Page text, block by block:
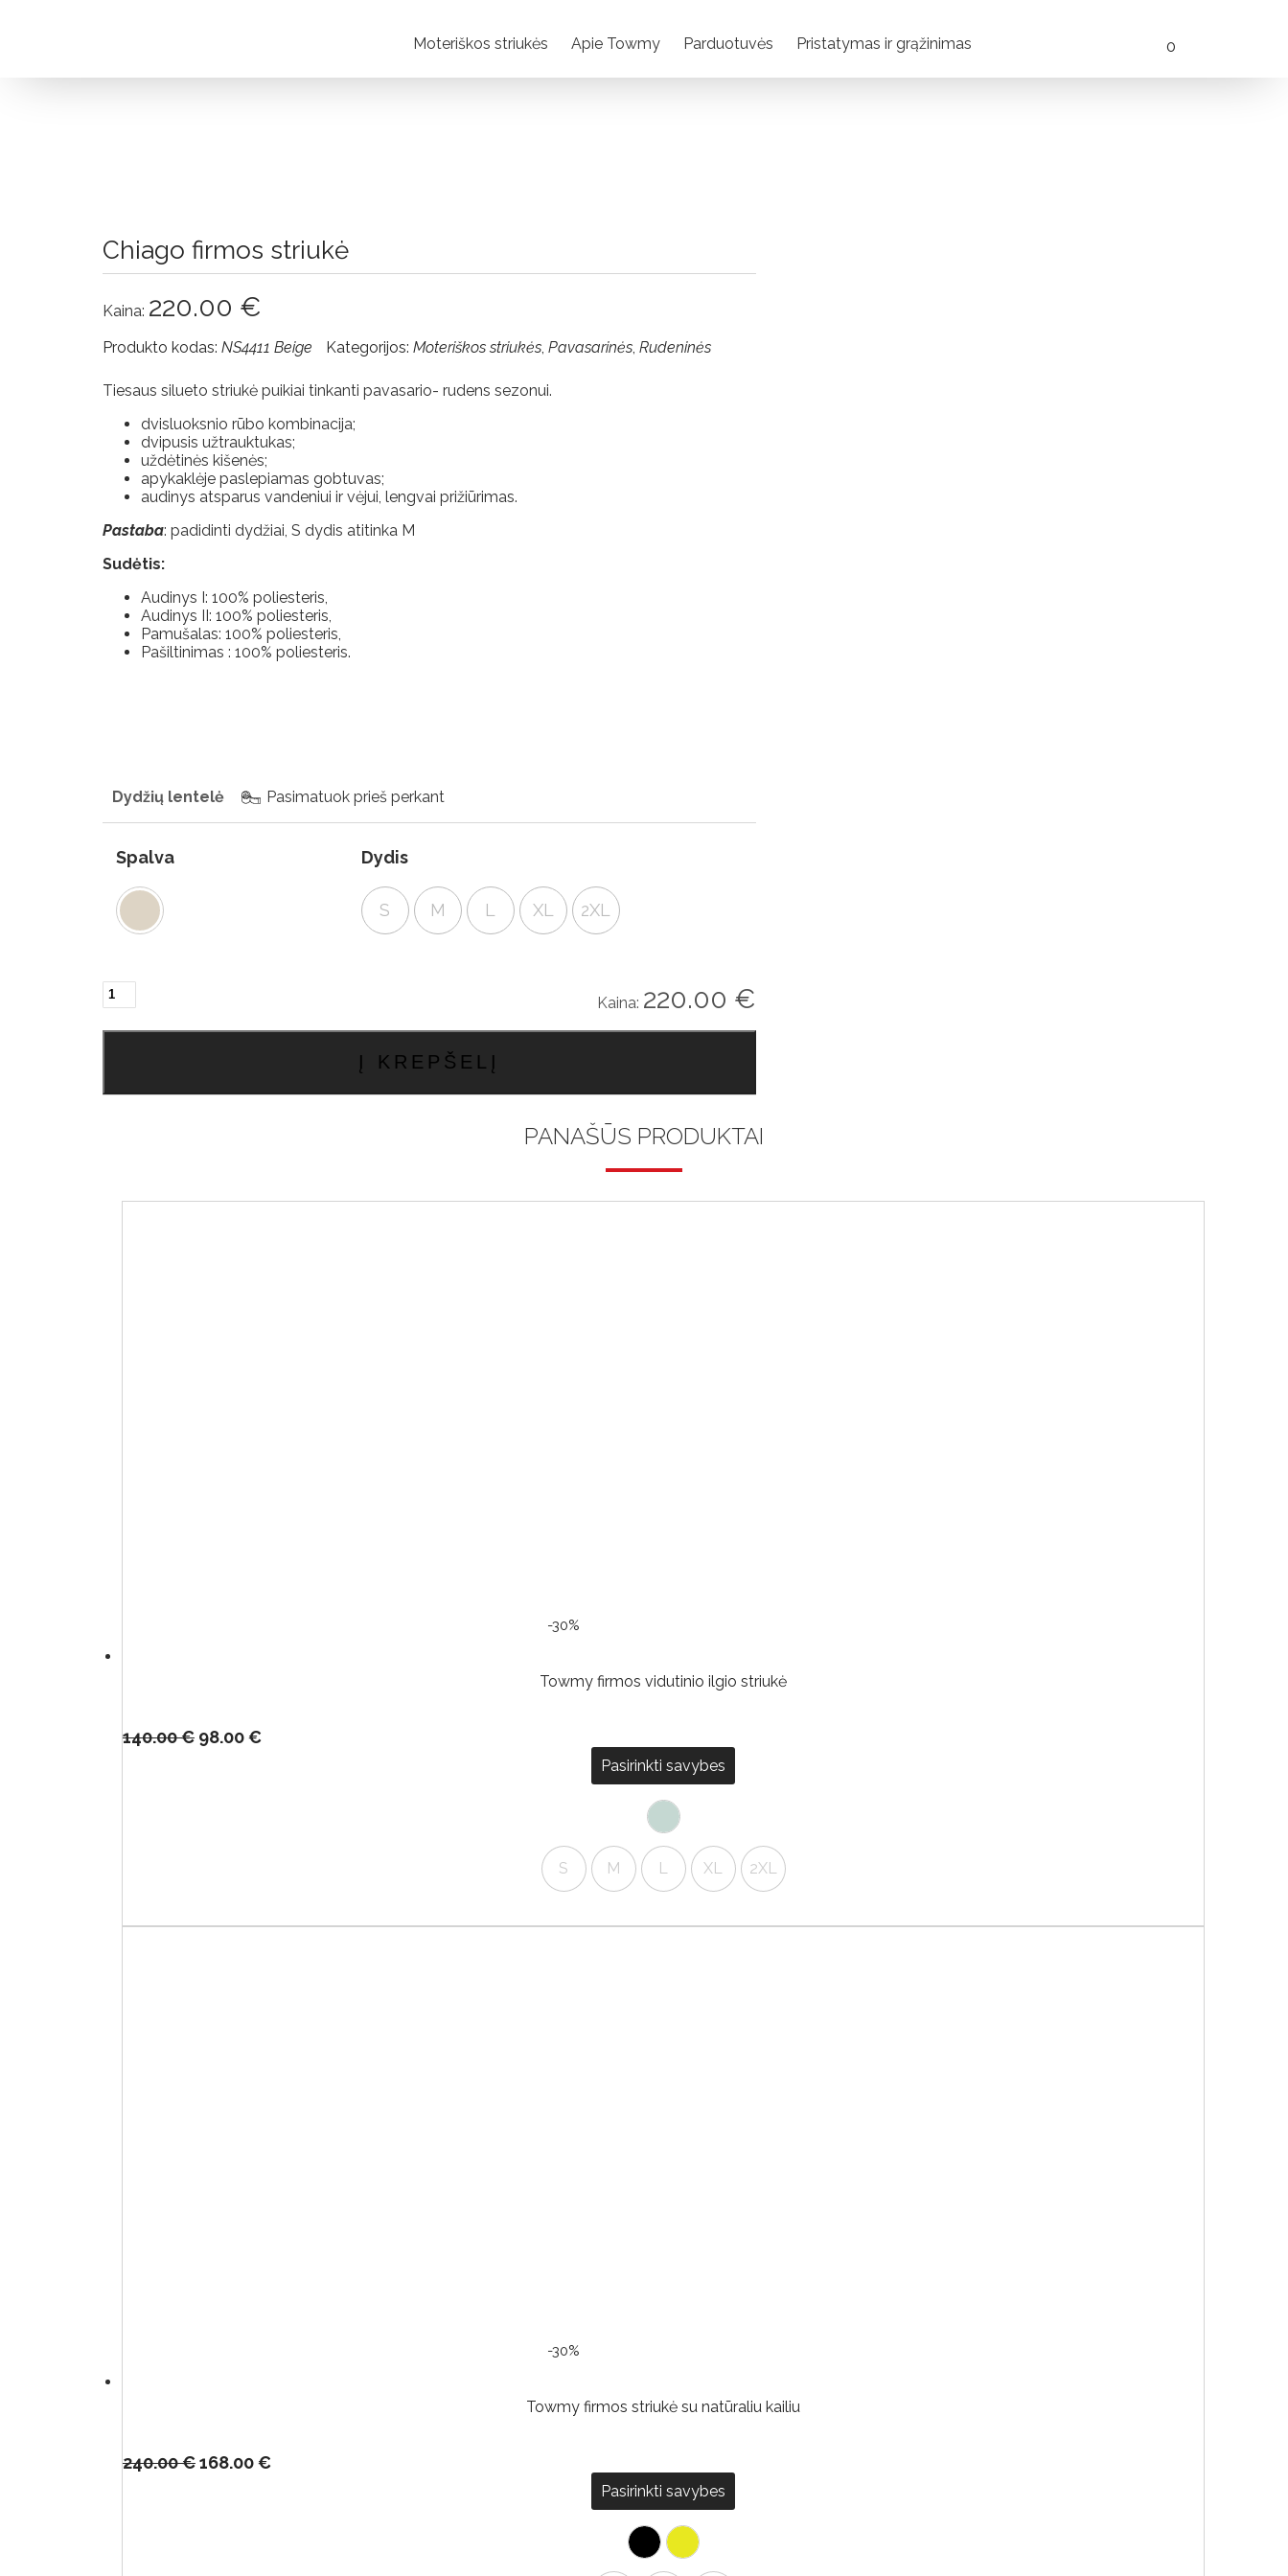
Pristatymas ir
Moteriškos striukės Apie Towmy Parduotuvės Pristatymas ir grąžinimas 0
Chiago firmos striukė
Kaina: 220.00 €
Produkto kodas: NS4411 Beige Kategorijos: Moteriškos striukės, Pavasarinės, Rudeninės
Tiesaus silueto striukė puikiai tinkanti pavasario- rudens sezonui.
dvisluoksnio rūbo kombinacija;
dvipusis užtrauktukas;
uždėtinės kišenės;
apykaklėje paslepiamas gobtuvas;
audinys atsparus vandeniui ir vėjui, lengvai prižiūrimas.
Pastaba: padidinti dydžiai, S dydis atitinka M
Sudėtis:
Audinys I: 100% poliesteris,
Audinys II: 100% poliesteris,
Pamušalas: 100% poliesteris,
Pašiltinimas : 100% poliesteris.
Dydžių lentelė Pasimatuok prieš perkant
Spalva Dydis
S M L XL 2XL
produkto
kiekis:
Chiago
Kaina: 220.00 €
Į KREPŠELĮ
PANAŠŪS PRODUKTAI
-30%
Towmy firmos vidutinio ilgio striukė
140.00€ 98.00€
Pasirinkti savybes
S M L XL 2XL
-30%
Towmy firmos striukė su natūraliu kailiu
240.00€168.00€
Pasirinkti savybes